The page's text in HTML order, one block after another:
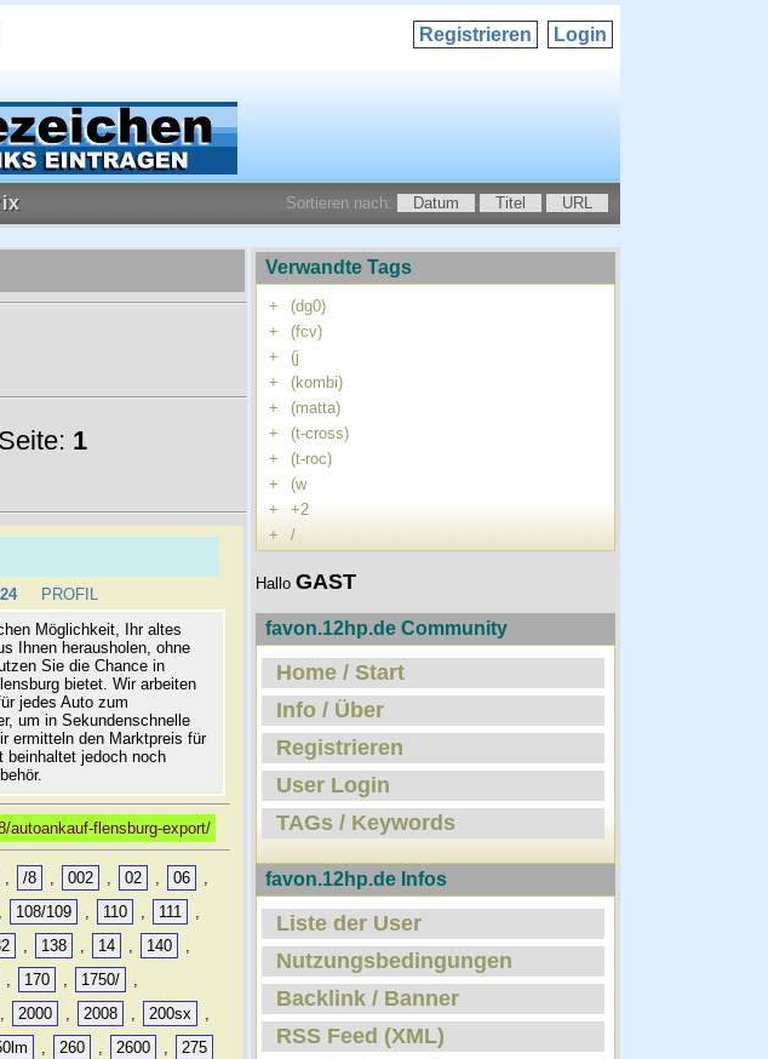
Login
Registrieren
Sortieren nach: Datum Titel URL
1
PROFIL
Möglichkeit, Ihr altes
Ihnen herausholen, ohne
Sie die Chance in
bietet. Wir arbeiten
jedes Auto zum
um in Sekundenschnelle
ermitteln den Marktpreis für
beinhaltet jedoch noch
autoankauf-flensburg-export/
, /8 , 002 , 02 , 06
,
, 108/109 , 110 , 111
,
, 138 , 14 , 140
,
, 170 , 1750/
,
, 2000 , 2008 , 200sx
,
, 260 , 2600 ,
275
Verwandte Tags
+
(dg0)
+
(fcv)
+
(j
+
(kombi)
+
(matta)
+
(t-cross)
+
(t-roc)
+
(w
+
+2
+
/
Hallo GAST
favon.12hp.de Community
Home / Start
Info / Über
Registrieren
User Login
TAGs / Keywords
favon.12hp.de Infos
Liste der User
Nutzungsbedingungen
Backlink / Banner
RSS Feed (XML)